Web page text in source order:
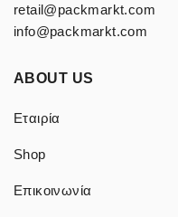
retail@packmarkt.com
info@packmarkt.com
ABOUT US
Εταιρία
Shop
Επικοινωνία